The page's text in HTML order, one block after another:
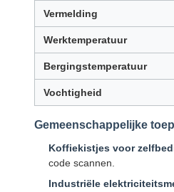
Vermelding
Werktemperatuur
Bergingstemperatuur
Vochtigheid
Gemeenschappelijke
Koffiekistjes voor
code scannen.
Industriële